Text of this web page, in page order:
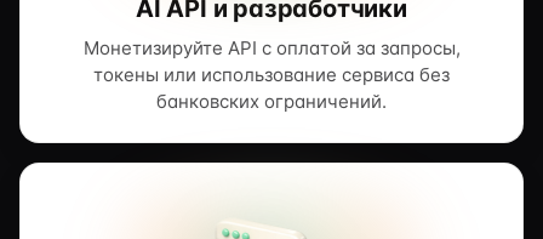
AI API и разработчики
Монетизируйте API с оплатой за запросы,
токены или использование сервиса без
банковских ограничений.